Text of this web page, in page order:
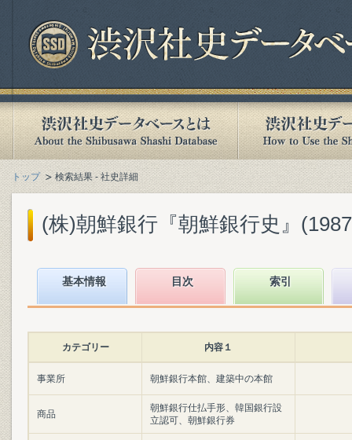
トップ 検索結果 - 社史詳細
(株)朝鮮銀行『朝鮮銀行史』
基本情報 目次 索引
カテゴリー 内容１
事業所 朝鮮銀行本館、建築中の本館
商品
朝鮮銀行仕払手形、韓国銀行設
立認可、朝鮮銀行券